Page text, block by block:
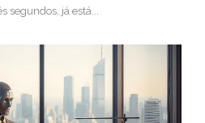
segundos, já está...